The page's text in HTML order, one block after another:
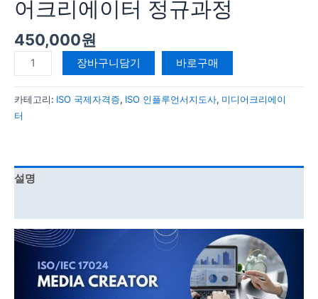
어크리에이터 정규과정
450,000원
장바구니담기 바로구매
카테고리: ISO 국제자격증, ISO 인플루언서지도사, 미디어크리에이
터
설명